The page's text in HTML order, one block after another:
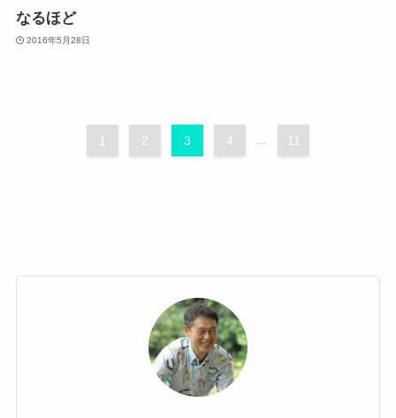
なるほど
2016年5月28日
1 2 3 4 11